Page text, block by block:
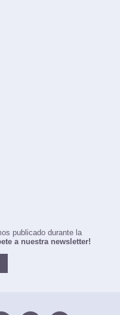
publicado durante la
a nuestra newsletter!